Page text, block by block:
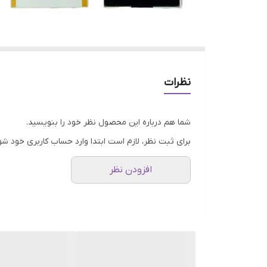
نظرات
شما هم درباره این محصول نظر خود را بنویسید.
برای ثبت نظر، لازم است ابتدا وارد حساب کاربری خود
افزودن نظر